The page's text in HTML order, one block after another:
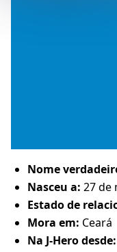
Nome
Nasceu a: 27 de
Estado de
Mora em: Ceará
Na J-Hero desde: